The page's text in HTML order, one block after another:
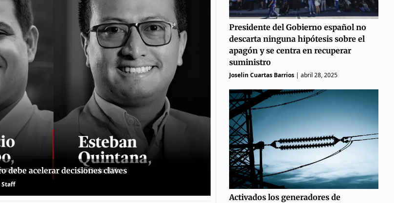
debe acelerar decisiones claves
Staff
Presidente del Gobierno español no
descarta ninguna hipótesis sobre el
apagón y se centra en recuperar
suministro
Joselin Cuartas Barrios| abril 28, 2025
Activados los generadores de